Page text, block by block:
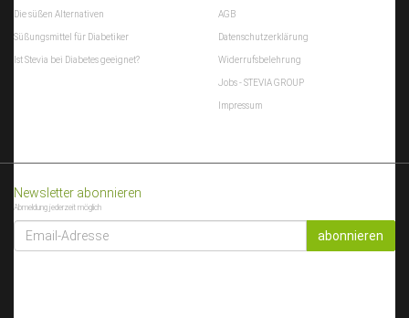
Die süßen Alternativen
Süßungsmittel für Diabetiker
Ist Stevia bei Diabetes geeignet?
AGB
Datenschutzerklärung
Widerrufsbelehrung
Jobs - STEVIA GROUP
Impressum
Newsletter abonnieren
Abmeldung jederzeit möglich
EMAIL-
ADRESSE abonnieren